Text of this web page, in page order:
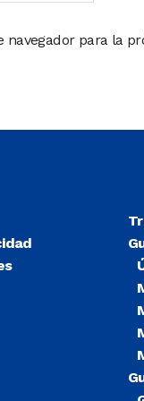
para la